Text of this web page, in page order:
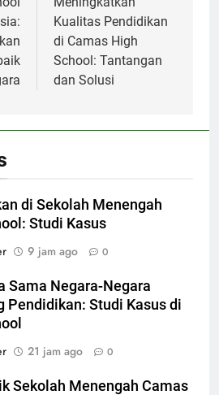
Kualitas Pendidikan
di Camas High
School: Tantangan
dan Solusi
di Sekolah Menengah
Studi Kasus
9 jam ago 0
Sama Negara-Negara
Pendidikan: Studi Kasus di
21 jam ago 0
Sekolah Menengah Camas